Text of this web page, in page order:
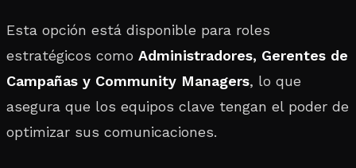
Esta opción está disponible para roles
estratégicos como Administradores, Gerentes de
Campañas y Community Managers, lo que
asegura que los equipos clave tengan el poder de
optimizar sus comunicaciones.